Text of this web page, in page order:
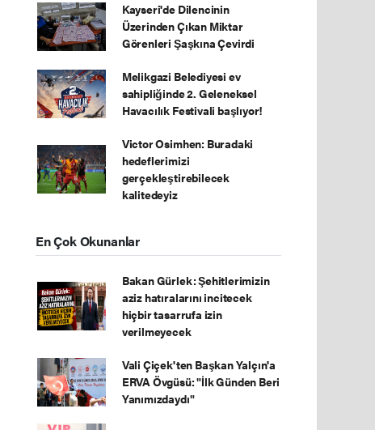
Kayseri'de Dilencinin
Üzerinden Çıkan Miktar
Görenleri Şaşkına Çevirdi
Melikgazi Belediyesi ev
sahipliğinde 2. Geleneksel
Havacılık Festivali başlıyor!
Victor Osimhen: Buradaki
hedeflerimizi
gerçekleştirebilecek
kalitedeyiz
En Çok Okunanlar
Bakan Gürlek: Şehitlerimizin
aziz hatıralarını incitecek
hiçbir tasarrufa izin
verilmeyecek
Vali Çiçek'ten Başkan Yalçın'a
ERVA Övgüsü: "İlk Günden Beri
Yanımızdaydı"